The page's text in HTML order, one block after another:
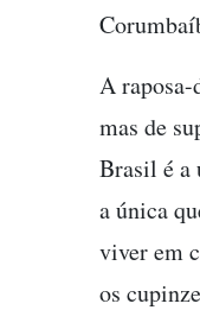
A
mas de
Brasil é a
a única
viver em
os